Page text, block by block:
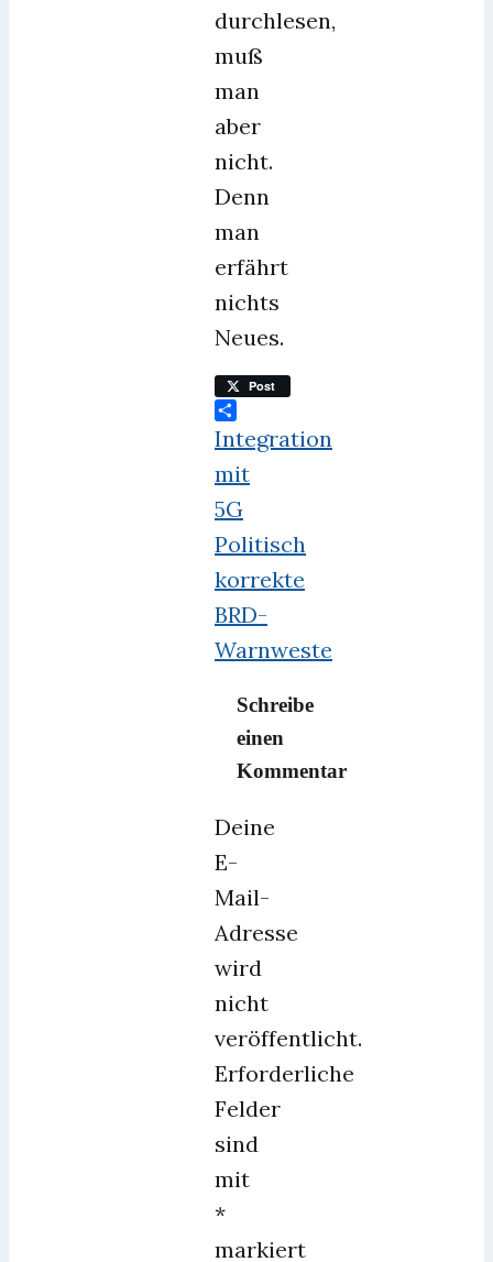
durchlesen,
muß
man
aber
nicht.
Denn
man
erfährt
nichts
Neues.
Post
Teilen
Integration
mit
5G
Politisch
korrekte
BRD-
Warnweste
Schreibe
einen
Kommentar
Deine
E-
Mail-
Adresse
wird
nicht
veröffentlicht.
Erforderliche
Felder
sind
mit
*
markiert